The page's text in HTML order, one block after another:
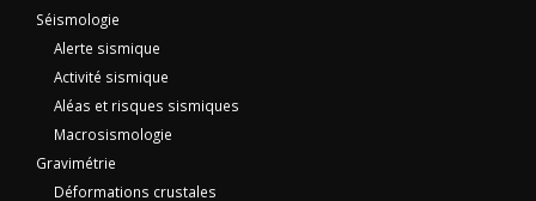
Séismologie
Alerte sismique
Activité sismique
Aléas et risques sismiques
Macrosismologie
Gravimétrie
Déformations crustales